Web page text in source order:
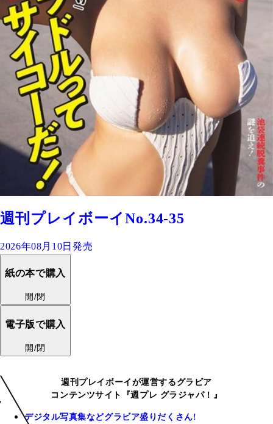
週刊プレイボーイNo.34-35
2026年08月10日発売
紙の本で購入
開/閉
電子版で購入
開/閉
週刊プレイボーイが運営するグラビア
コンテンツサイト『週プレ グラジャパ！』
デジタル写真集などグラビア盛りだくさん!